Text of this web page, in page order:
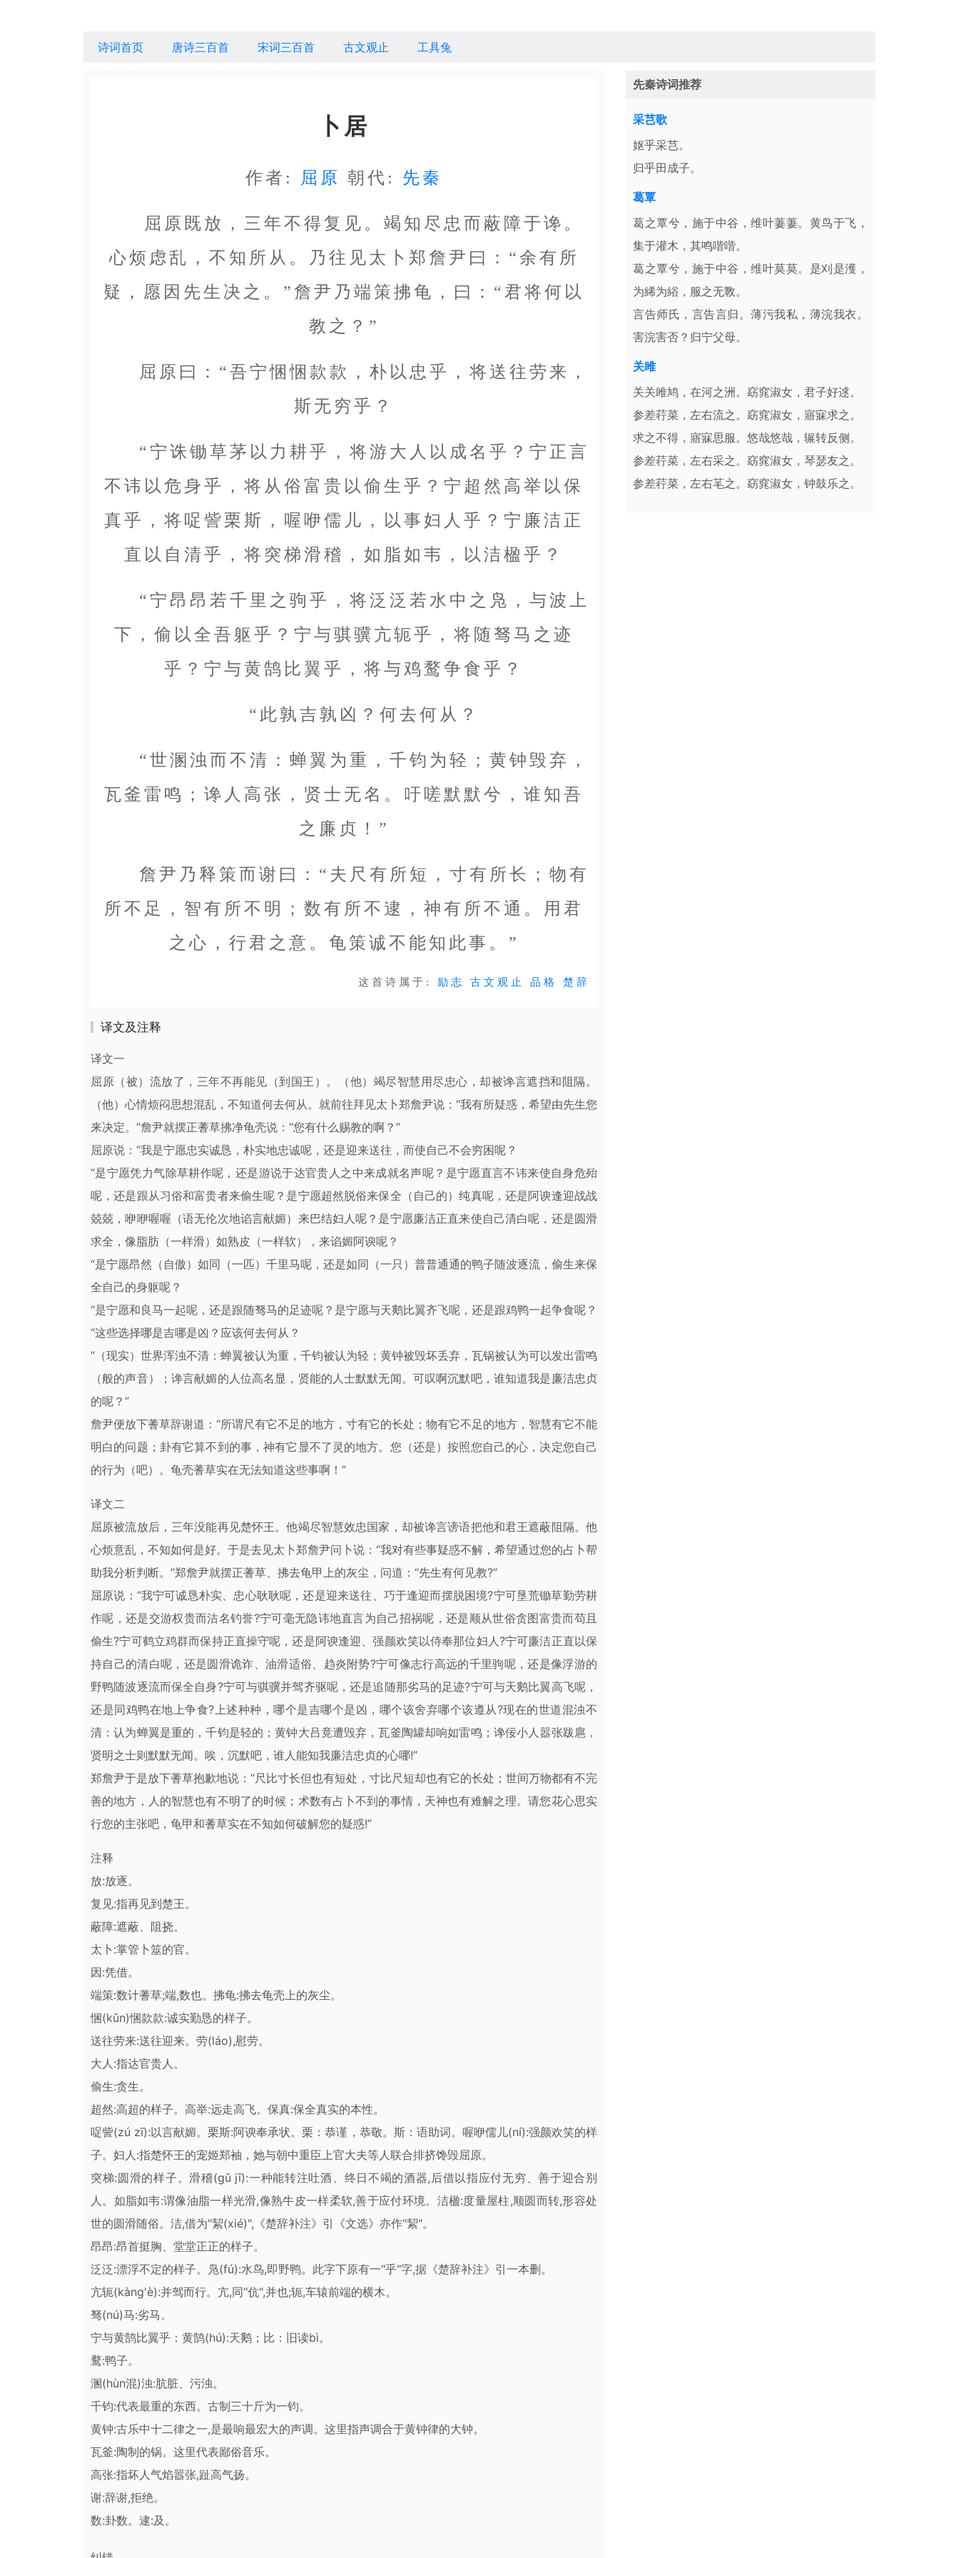
诗词首页 唐诗三百首 宋词三百首 古文观止 工具兔
卜居
作者: 屈原 朝代: 先秦
屈原既放，三年不得复见。竭知尽忠而蔽障于谗。
心烦虑乱，不知所从。乃往见太卜郑詹尹曰：“余有所
疑，愿因先生决之。”詹尹乃端策拂龟，曰：“君将何以
教之？”
屈原曰：“吾宁悃悃款款，朴以忠乎，将送往劳来，
斯无穷乎？
“宁诛锄草茅以力耕乎，将游大人以成名乎？宁正言
不讳以危身乎，将从俗富贵以偷生乎？宁超然高举以保
真乎，将哫訾栗斯，喔咿儒儿，以事妇人乎？宁廉洁正
直以自清乎，将突梯滑稽，如脂如韦，以洁楹乎？
“宁昂昂若千里之驹乎，将泛泛若水中之凫，与波上
下，偷以全吾躯乎？宁与骐骥亢轭乎，将随驽马之迹
乎？宁与黄鹄比翼乎，将与鸡鹜争食乎？
“此孰吉孰凶？何去何从？
“世溷浊而不清：蝉翼为重，千钧为轻；黄钟毁弃，
瓦釜雷鸣；谗人高张，贤士无名。吁嗟默默兮，谁知吾
之廉贞！”
詹尹乃释策而谢曰：“夫尺有所短，寸有所长；物有
所不足，智有所不明；数有所不逮，神有所不通。用君
之心，行君之意。龟策诚不能知此事。”
这首诗属于: 励志 古文观止 品格 楚辞
译文及注释
译文一
屈原（被）流放了，三年不再能见（到国王）。（他）竭尽智慧用尽忠心，却被谗言遮挡和阻隔。
（他）心情烦闷思想混乱，不知道何去何从。就前往拜见太卜郑詹尹说：“我有所疑惑，希望由先生您
来决定。”詹尹就摆正蓍草拂净龟壳说：“您有什么赐教的啊？”
屈原说：“我是宁愿忠实诚恳，朴实地忠诚呢，还是迎来送往，而使自己不会穷困呢？
“是宁愿凭力气除草耕作呢，还是游说于达官贵人之中来成就名声呢？是宁愿直言不讳来使自身危殆
呢，还是跟从习俗和富贵者来偷生呢？是宁愿超然脱俗来保全（自己的）纯真呢，还是阿谀逢迎战战
兢兢，咿咿喔喔（语无伦次地谄言献媚）来巴结妇人呢？是宁愿廉洁正直来使自己清白呢，还是圆滑
求全，像脂肪（一样滑）如熟皮（一样软），来谄媚阿谀呢？
“是宁愿昂然（自傲）如同（一匹）千里马呢，还是如同（一只）普普通通的鸭子随波逐流，偷生来保
全自己的身躯呢？
“是宁愿和良马一起呢，还是跟随驽马的足迹呢？是宁愿与天鹅比翼齐飞呢，还是跟鸡鸭一起争食呢？
“这些选择哪是吉哪是凶？应该何去何从？
“（现实）世界浑浊不清：蝉翼被认为重，千钧被认为轻；黄钟被毁坏丢弃，瓦锅被认为可以发出雷鸣
（般的声音）；谗言献媚的人位高名显，贤能的人士默默无闻。可叹啊沉默吧，谁知道我是廉洁忠贞
的呢？”
詹尹便放下蓍草辞谢道：“所谓尺有它不足的地方，寸有它的长处；物有它不足的地方，智慧有它不能
明白的问题；卦有它算不到的事，神有它显不了灵的地方。您（还是）按照您自己的心，决定您自己
的行为（吧）。龟壳蓍草实在无法知道这些事啊！”
译文二
屈原被流放后，三年没能再见楚怀王。他竭尽智慧效忠国家，却被谗言谤语把他和君王遮蔽阻隔。他
心烦意乱，不知如何是好。于是去见太卜郑詹尹问卜说：“我对有些事疑惑不解，希望通过您的占卜帮
助我分析判断。”郑詹尹就摆正蓍草、拂去龟甲上的灰尘，问道：“先生有何见教?”
屈原说：“我宁可诚恳朴实、忠心耿耿呢，还是迎来送往、巧于逢迎而摆脱困境?宁可垦荒锄草勤劳耕
作呢，还是交游权贵而沽名钓誉?宁可毫无隐讳地直言为自己招祸呢，还是顺从世俗贪图富贵而苟且
偷生?宁可鹤立鸡群而保持正直操守呢，还是阿谀逢迎、强颜欢笑以侍奉那位妇人?宁可廉洁正直以保
持自己的清白呢，还是圆滑诡诈、油滑适俗、趋炎附势?宁可像志行高远的千里驹呢，还是像浮游的
野鸭随波逐流而保全自身?宁可与骐骥并驾齐驱呢，还是追随那劣马的足迹?宁可与天鹅比翼高飞呢，
还是同鸡鸭在地上争食?上述种种，哪个是吉哪个是凶，哪个该舍弃哪个该遵从?现在的世道混浊不
清：认为蝉翼是重的，千钧是轻的；黄钟大吕竟遭毁弃，瓦釜陶罐却响如雷鸣；谗佞小人嚣张跋扈，
贤明之士则默默无闻。唉，沉默吧，谁人能知我廉洁忠贞的心哪!”
郑詹尹于是放下蓍草抱歉地说：“尺比寸长但也有短处，寸比尺短却也有它的长处；世间万物都有不完
善的地方，人的智慧也有不明了的时候；术数有占卜不到的事情，天神也有难解之理。请您花心思实
行您的主张吧，龟甲和蓍草实在不知如何破解您的疑惑!”
注释
放:放逐。
复见:指再见到楚王。
蔽障:遮蔽、阻挠。
太卜:掌管卜筮的官。
因:凭借。
端策:数计蓍草;端,数也。拂龟:拂去龟壳上的灰尘。
悃(kǔn)悃款款:诚实勤恳的样子。
送往劳来:送往迎来。劳(láo),慰劳。
大人:指达官贵人。
偷生:贪生。
超然:高超的样子。高举:远走高飞。保真:保全真实的本性。
哫訾(zú zī):以言献媚。栗斯:阿谀奉承状。栗：恭谨，恭敬。斯：语助词。喔咿儒儿(ní):强颜欢笑的样
子。妇人:指楚怀王的宠姬郑袖，她与朝中重臣上官大夫等人联合排挤馋毁屈原。
突梯:圆滑的样子。滑稽(gǔ jī):一种能转注吐酒、终日不竭的酒器,后借以指应付无穷、善于迎合别
人。如脂如韦:谓像油脂一样光滑,像熟牛皮一样柔软,善于应付环境。洁楹:度量屋柱,顺圆而转,形容处
世的圆滑随俗。洁,借为"絜(xié)",《楚辞补注》引《文选》亦作"絜"。
昂昂:昂首挺胸、堂堂正正的样子。
泛泛:漂浮不定的样子。凫(fú):水鸟,即野鸭。此字下原有一"乎"字,据《楚辞补注》引一本删。
亢轭(kàng'è):并驾而行。亢,同"伉",并也;轭,车辕前端的横木。
驽(nú)马:劣马。
宁与黄鹄比翼乎：黄鹄(hú):天鹅；比：旧读bì。
鹜:鸭子。
溷(hùn混)浊:肮脏、污浊。
千钧:代表最重的东西。古制三十斤为一钧。
黄钟:古乐中十二律之一,是最响最宏大的声调。这里指声调合于黄钟律的大钟。
瓦釜:陶制的锅。这里代表鄙俗音乐。
高张:指坏人气焰嚣张,趾高气扬。
谢:辞谢,拒绝。
数:卦数。逮:及。
先秦诗词推荐
采芑歌
妪乎采芑。
归乎田成子。
葛覃
葛之覃兮，施于中谷，维叶萋萋。黄鸟于飞，
集于灌木，其鸣喈喈。
葛之覃兮，施于中谷，维叶莫莫。是刈是濩，
为絺为綌，服之无斁。
言告师氏，言告言归。薄污我私，薄浣我衣。
害浣害否？归宁父母。
关雎
关关雎鸠，在河之洲。窈窕淑女，君子好逑。
参差荇菜，左右流之。窈窕淑女，寤寐求之。
求之不得，寤寐思服。悠哉悠哉，辗转反侧。
参差荇菜，左右采之。窈窕淑女，琴瑟友之。
参差荇菜，左右芼之。窈窕淑女，钟鼓乐之。